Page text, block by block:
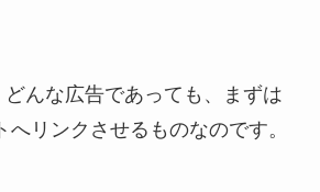
んな広告であっても、まずは
へリンクさせるものなのです。